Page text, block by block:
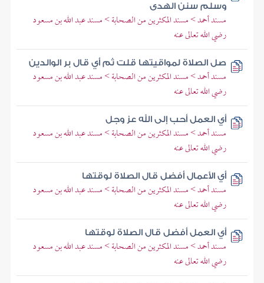
وسلم سنن الهدى
مسند أحمد > مسند المكثرين من الصحابة > مسند عبد الله بن مسعود
رضي الله تعالى عنه
صل الصلاة لمواقيتها قلت ثم أي قال بر الوالدين
مسند أحمد > مسند المكثرين من الصحابة > مسند عبد الله بن مسعود
رضي الله تعالى عنه
أي العمل أحب إلى الله عز وجل
مسند أحمد > مسند المكثرين من الصحابة > مسند عبد الله بن مسعود
رضي الله تعالى عنه
أي الأعمال أفضل قال الصلاة لوقتها
مسند أحمد > مسند المكثرين من الصحابة > مسند عبد الله بن مسعود
رضي الله تعالى عنه
أي العمل أفضل قال الصلاة لوقتها
مسند أحمد > مسند المكثرين من الصحابة > مسند عبد الله بن مسعود
رضي الله تعالى عنه